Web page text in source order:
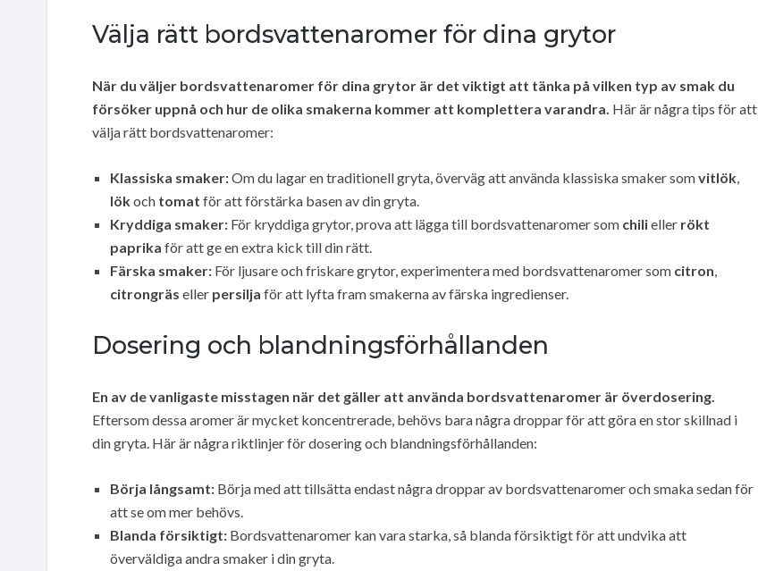
Välja rätt bordsvattenaromer för dina grytor
När du väljer bordsvattenaromer för dina grytor är det viktigt att tänka på vilken typ av smak du
försöker uppnå och hur de olika smakerna kommer att komplettera varandra. Här är några tips för att
välja rätt bordsvattenaromer:
Klassiska smaker:Om du lagar en traditionell gryta, överväg att använda klassiska smaker somvitlök,
lökoch tomat för att förstärka basen av din gryta.
Kryddiga smaker: För kryddiga grytor, prova att lägga till bordsvattenaromer som chilieller rökt
paprika för att ge en extra kick till din rätt.
Färska smaker: För ljusare och friskare grytor, experimentera med bordsvattenaromer som citron,
citrongräs eller persilja för att lyfta fram smakerna av färska ingredienser.
Dosering och blandningsförhållanden
En av de vanligaste misstagen när det gäller att använda bordsvattenaromer är överdosering.
Eftersom dessa aromer är mycket koncentrerade, behövs bara några droppar för att göra en stor skillnad i
din gryta. Här är några riktlinjer för dosering och blandningsförhållanden:
Börja långsamt: Börja med att tillsätta endast några droppar av bordsvattenaromer och smaka sedan för
att se om mer behövs.
Blanda försiktigt: Bordsvattenaromer kan vara starka, så blanda försiktigt för att undvika att
överväldiga andra smaker i din gryta.